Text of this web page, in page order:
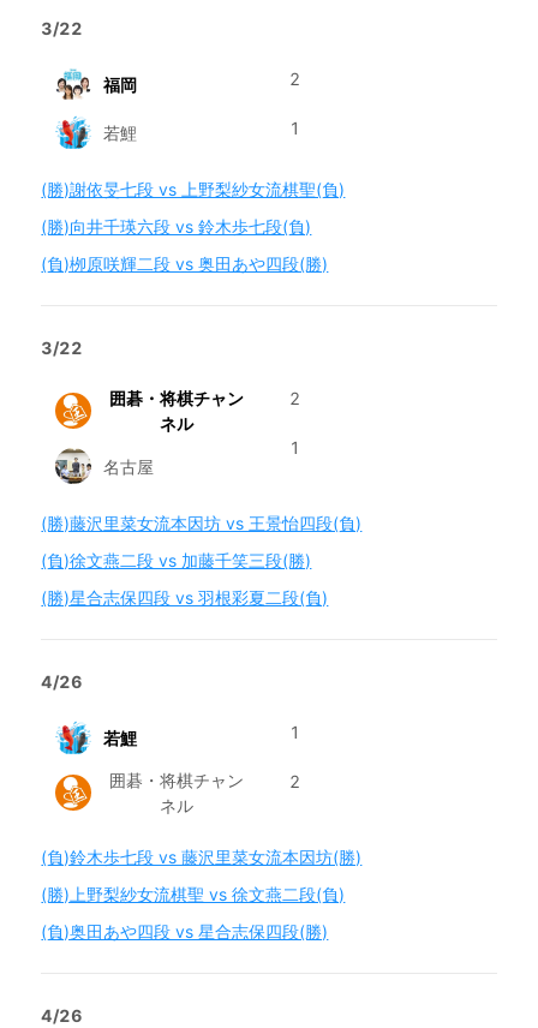
3/22
福岡
若鯉
2
1
(勝)謝依旻七段 vs 上野梨紗女流棋聖(負)
(勝)向井千瑛六段 vs 鈴木歩七段(負)
(負)栁原咲輝二段 vs 奥田あや四段(勝)
3/22
囲碁・将棋チャン
ネル
名古屋
2
1
(勝)藤沢里菜女流本因坊 vs 王景怡四段(負)
(負)徐文燕二段 vs 加藤千笑三段(勝)
(勝)星合志保四段 vs 羽根彩夏二段(負)
4/26
若鯉
囲碁・将棋チャン
ネル
1
2
(負)鈴木歩七段 vs 藤沢里菜女流本因坊(勝)
(勝)上野梨紗女流棋聖 vs 徐文燕二段(負)
(負)奥田あや四段 vs 星合志保四段(勝)
4/26